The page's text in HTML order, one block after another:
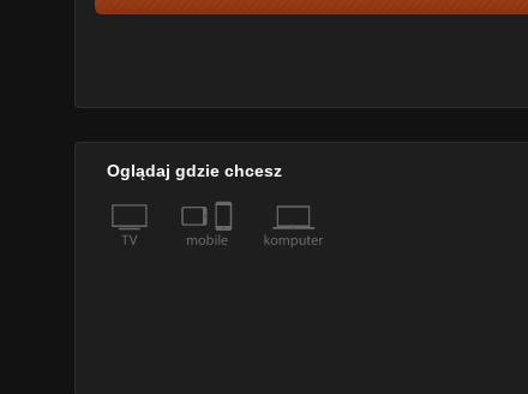
Oglądaj gdzie chcesz